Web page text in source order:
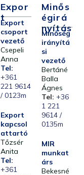
Expor
T
Export
csoport
vezető
Csepeli
Anna
Tel:
+361
221 9614
/ 0123m
Export
kapcsol
attartó
Tőzsér
Anita
Tel:
+361
Minős
Égirá
Nyítás
Minőség
irányítá
si
vezető
Bertáné
Balla
Ágnes
Tel: +36
1 221
9614 /
0135m
MIR
munkat
árs
Bekesné